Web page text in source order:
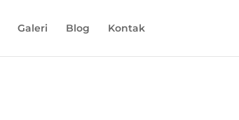
Galeri Blog Kontak